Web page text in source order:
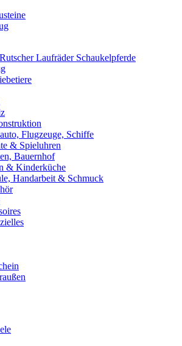
Laufräder Schaukelpferde
Flugzeuge, Schiffe
& Spieluhren
Bauernhof
& Kinderküche
Handarbeit & Schmuck